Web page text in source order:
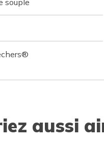
souple
aussi